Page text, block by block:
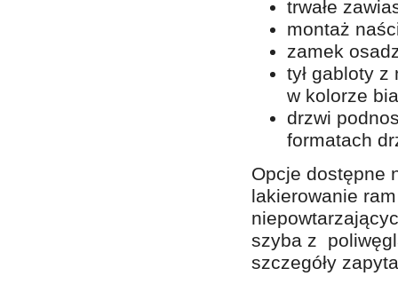
trwałe
montaż
zamek
tył gabloty
w kolorze
drzwi
formatach
Opcje dostępne
lakierowanie
szyba z
szczegóły